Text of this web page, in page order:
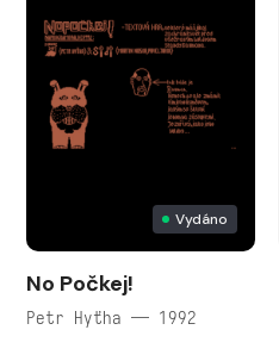
Vydáno
No Počkej!
Petr Hyťha — 1992